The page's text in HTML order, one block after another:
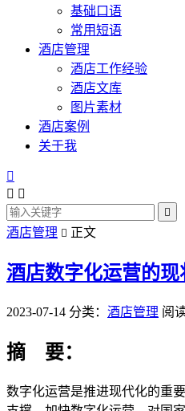
基础口语
常用短语
酒店管理
酒店工作经验
酒店文库
图片素材
酒店案例
关于我

 

酒店管理  正文
酒店数字化运营的
2023-07-14 分类： 酒店管理 阅
摘 要：
数字化运营是推进现代化的重